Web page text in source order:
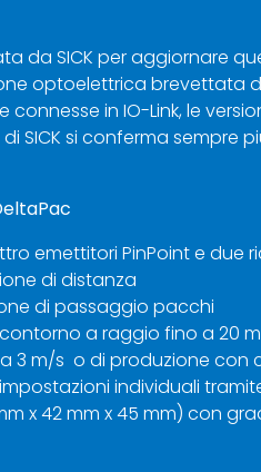
da SICK per aggiornare
optoelettrica brevettata
connesse in IO-Link, le
di SICK si conferma sempre
emettitori PinPoint e due
di distanza
di passaggio pacchi
a raggio fino a 20
3 m/s o di produzione
individuali
x 42 mm x 45 mm) con